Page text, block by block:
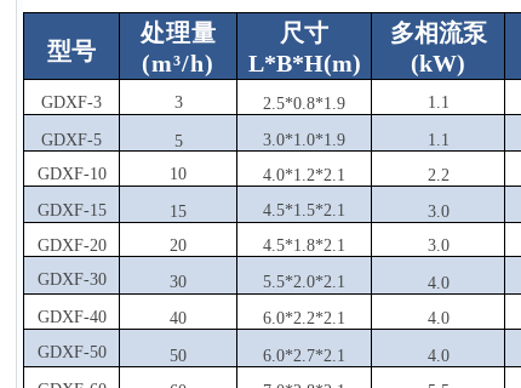
型号
处理量
(m³/h)
尺寸
L*B*H(m)
多相流泵
(kW)
GDXF-3 3 2.5*0.8*1.9 1.1
GDXF-5 5 3.0*1.0*1.9 1.1
GDXF-10
10 4.0*1.2*2.1 2.2
GDXF-15
15 4.5*1.5*2.1 3.0
GDXF-20
20 4.5*1.8*2.1 3.0
GDXF-30
30 5.5*2.0*2.1 4.0
GDXF-40
40 6.0*2.2*2.1 4.0
GDXF-50
50 6.0*2.7*2.1 4.0